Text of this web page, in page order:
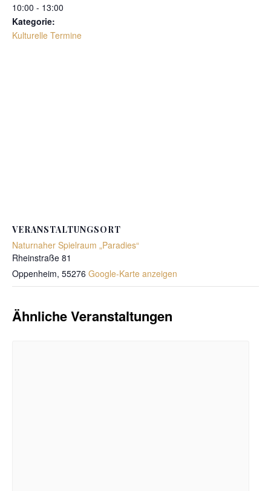
10:00 - 13:00
Kategorie:
Kulturelle Termine
VERANSTALTUNGSORT
Naturnaher Spielraum „Paradies“
Rheinstraße 81
Oppenheim, 55276 Google-Karte anzeigen
Ähnliche Veranstaltungen